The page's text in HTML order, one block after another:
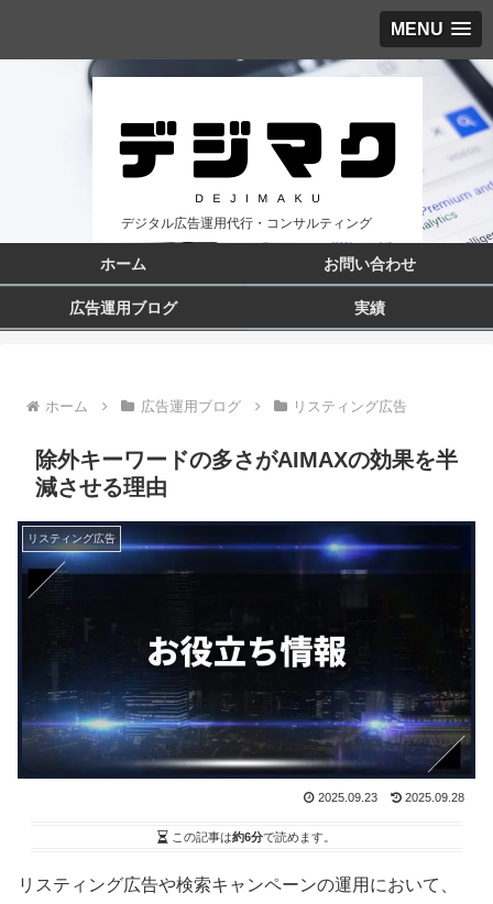
MENU
デジタル広告運用代行・コンサルティング
ホーム お問い合わせ
広告運用ブログ 実績
ホーム 広告運用ブログ リスティング広告
除外キーワードの多さがAIMAXの効果を半
減させる理由
リスティング広告
2025.09.23 2025.09.28
この記事は約6分で読めます。
リスティング広告や検索キャンペーンの運用において、